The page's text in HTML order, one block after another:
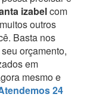
izabelcom
outros
Basta nos
orçamento,
em
mesmo e
24